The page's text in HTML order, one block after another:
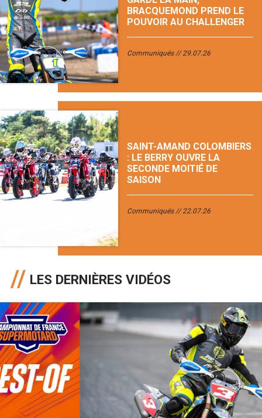
BRACQUEMOND PREND LE
POUVOIR AU CHALLENGER
Communiqués 29.07.26
SAINT-AMAND COLOMBIERS
: LE BERRY OUVRE LA
SECONDE MOITIÉ DE
SAISON
Communiqués 22.07.26
LES DERNIÈRES VIDÉOS